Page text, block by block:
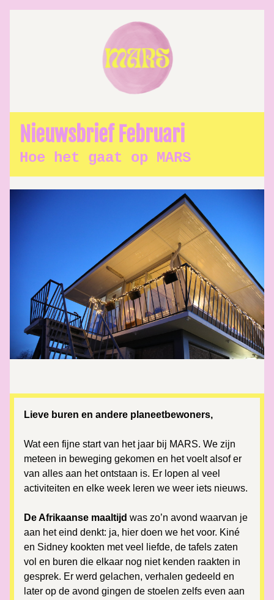
Nieuwsbrief Februari
Hoe het gaat op MARS
Lieve buren en andere planeetbewoners,
Wat een fijne start van het jaar bij MARS. We zijn
meteen in beweging gekomen en het voelt alsof er
van alles aan het ontstaan is. Er lopen al veel
activiteiten en elke week leren we weer iets nieuws.
De Afrikaanse maaltijd was zo’n avond waarvan je
aan het eind denkt: ja, hier doen we het voor. Kiné
en Sidney kookten met veel liefde, de tafels zaten
vol en buren die elkaar nog niet kenden raakten in
gesprek. Er werd gelachen, verhalen gedeeld en
later op de avond gingen de stoelen zelfs even aan